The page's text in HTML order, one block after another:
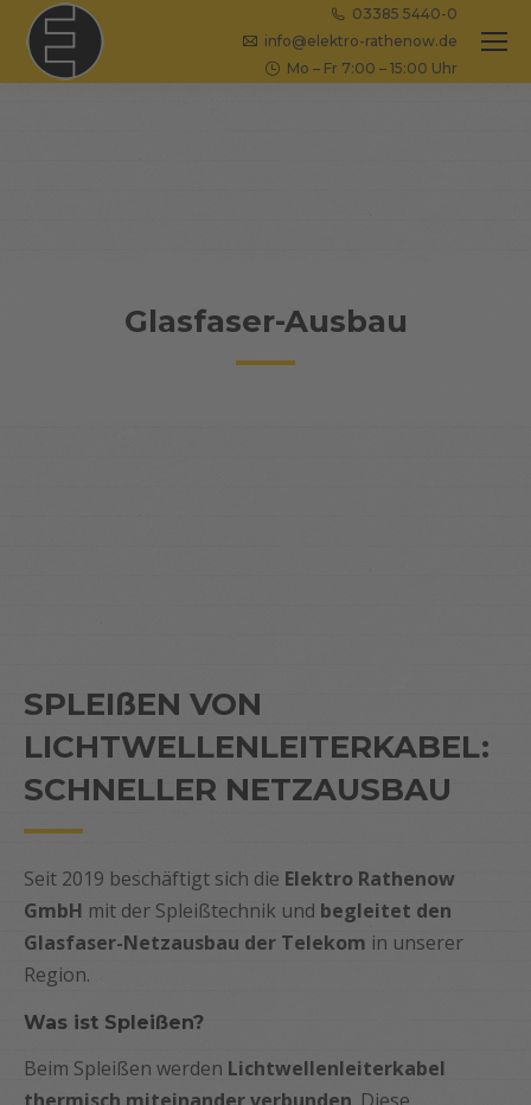
03385 5440-0
info@elektro-rathenow.de
Mo – Fr 7:00 – 15:00 Uhr
Glasfaser-Ausbau
SPLEIßEN VON
LICHTWELLENLEITERKABEL:
SCHNELLER NETZAUSBAU
Seit 2019 beschäftigt sich die Elektro Rathenow
GmbH mit der Spleißtechnik und begleitet den
Glasfaser-Netzausbau der Telekom in unserer
Region.
Was ist Spleißen?
Beim Spleißen werden Lichtwellenleiterkabel